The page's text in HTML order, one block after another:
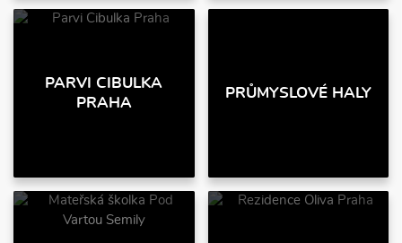
PARVI CIBULKA
PRAHA
PRŮMYSLOVÉ HALY